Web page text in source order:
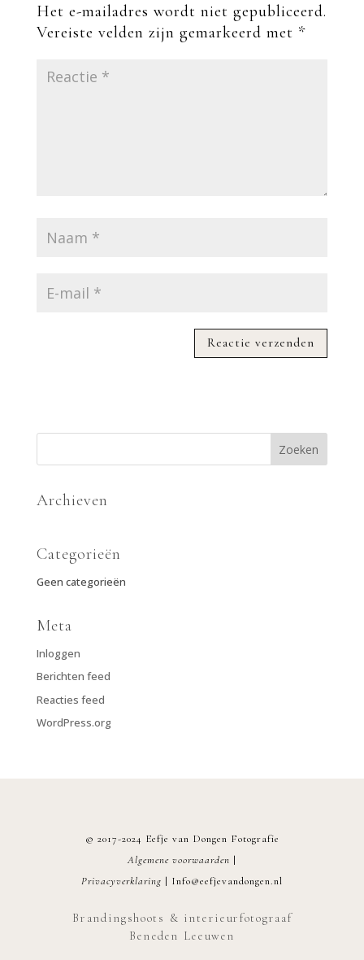
Het e-mailadres wordt niet gepubliceerd.
Vereiste velden zijn gemarkeerd met *
Archieven
Categorieën
Geen categorieën
Meta
Inloggen
Berichten feed
Reacties feed
WordPress.org
© 2017-2024 Eefje van Dongen Fotografie
Algemene voorwaarden |
Privacyverklaring | Info@eefjevandongen.nl
Brandingshoots & interieurfotograaf
Beneden Leeuwen